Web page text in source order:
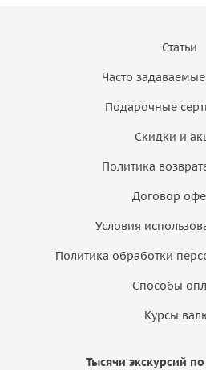
Статьи
Часто
Подарочные
Скидки и
Политика
Договор
Условия
Политика обработки
Способы
Курсы
Тысячи экскурсий